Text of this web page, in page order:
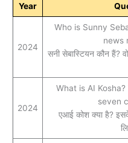
Year
2024
Who is Sunny
news
सनी सेबास्टियन कौन हैं?
2024
What is AI
seven
एआई कोश क्या है?